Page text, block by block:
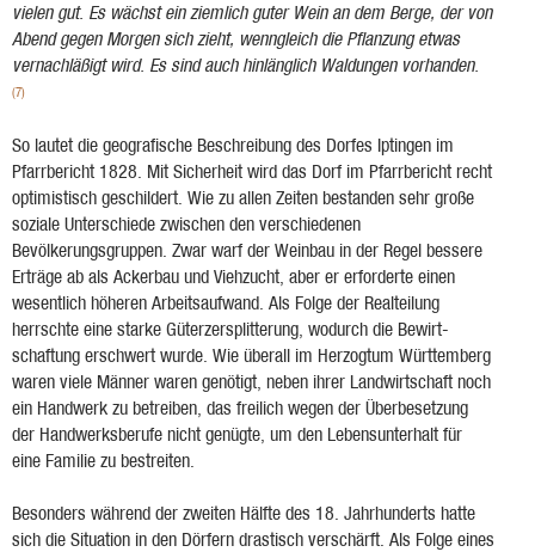
vielen gut. Es wächst ein ziemlich guter Wein an dem Berge, der von
Abend gegen Morgen sich zieht, wenngleich die Pflanzung etwas
vernachläßigt wird. Es sind auch hinlänglich Waldungen vor­handen.
(7)
So lautet die geografische Beschreibung des Dorfes Iptingen im
Pfarrbericht 1828. Mit Sicherheit wird das Dorf im Pfarrbericht recht
optimistisch ge­schildert. Wie zu allen Zeiten bestanden sehr große
soziale Unterschiede zwischen den ver­schiedenen
Bevölkerungsgruppen. Zwar warf der Weinbau in der Regel bessere
Erträge ab als Ackerbau und Viehzucht, aber er erforderte einen
wesentlich höheren Arbeitsaufwand. Als Folge der Realteilung
herrschte eine starke Güterzersplitterung, wodurch die Bewirt­
schaftung erschwert wurde. Wie überall im Herzogtum Württemberg
waren viele Männer waren genötigt, neben ih­rer Landwirtschaft noch
ein Handwerk zu betreiben, das freilich wegen der Überbesetzung
der Handwerksberufe nicht genügte, um den Lebensunterhalt für
eine Familie zu bestreiten.
Besonders während der zweiten Hälfte des 18. Jahrhunderts hatte
sich die Situation in den Dörfern drastisch verschärft. Als Folge eines